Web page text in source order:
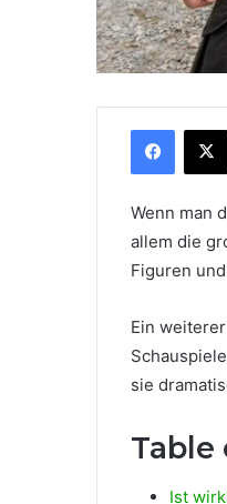
Wenn man
allem die
Figuren
Ein
sie
Table
Ist